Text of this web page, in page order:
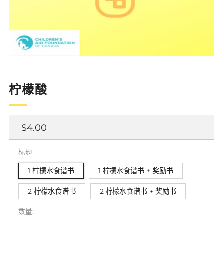
柠檬酸
正
常
价
格
$4.00
标题:
1 柠檬水食谱书 1 柠檬水食谱书 + 奖励书
2 柠檬水食谱书 2 柠檬水食谱书 + 奖励书
数量: